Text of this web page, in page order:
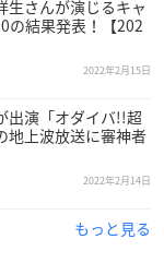
で、今までにな
生さんが演じるキャ
の結果発表！【202
2022年2月15日
出演「オダイバ!!超
地上波放送に審神者
2022年2月14日
もっと見る